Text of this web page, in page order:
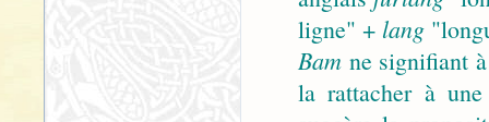
ligne" + lang
Bam ne signifiant
la rattacher à